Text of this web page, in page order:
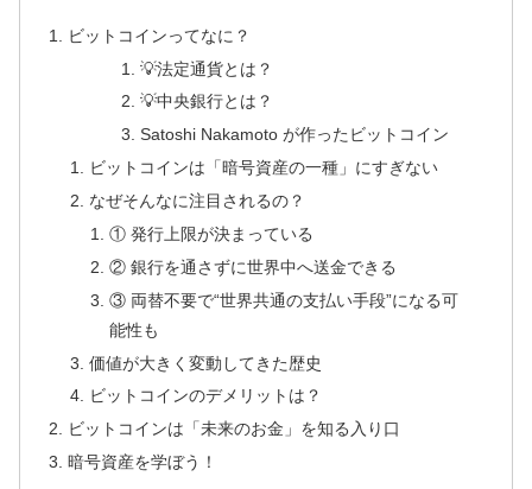
ビットコインってなに？
💡法定通貨とは？
💡中央銀行とは？
Satoshi Nakamoto が作ったビットコイン
ビットコインは「暗号資産の一種」にすぎない
なぜそんなに注目されるの？
① 発行上限が決まっている
② 銀行を通さずに世界中へ送金できる
③ 両替不要で“世界共通の支払い手段”になる可
能性も
価値が大きく変動してきた歴史
ビットコインのデメリットは？
ビットコインは「未来のお金」を知る入り口
暗号資産を学ぼう！